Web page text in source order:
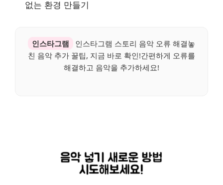
없는 환경 만들기
인스타그램
인스타그램 스토리 음악 오류 해결놓
친 음악 추가 꿀팁, 지금 바로 확인!간편하게 오류를
해결하고 음악을 추가하세요!